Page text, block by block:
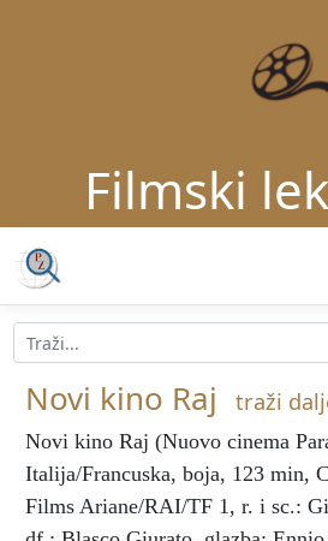
Filmski
Novi kino Raj traži
Novi kino Raj (Nuovo cinema
Italija/Francuska, boja, 123 min,
Films Ariane/RAI/TF 1, r. i sc.: